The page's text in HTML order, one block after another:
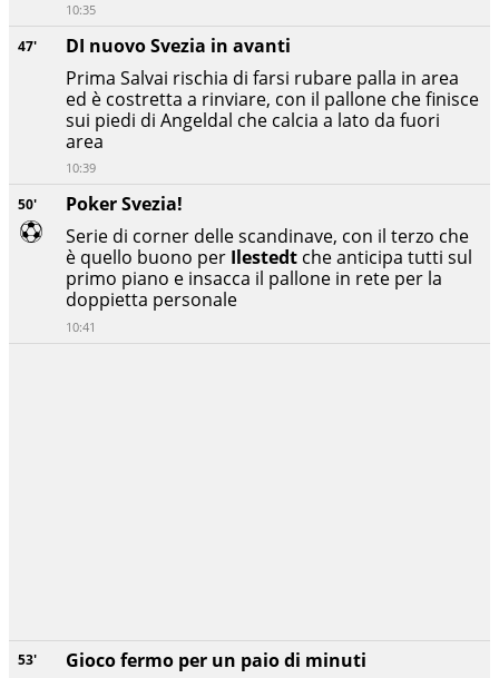
53'
Gioco fermo per un paio di minuti
50'
Poker Svezia!
Serie di corner delle scandinave, con il terzo che
è quello buono per Ilestedt che anticipa tutti sul
primo piano e insacca il pallone in rete per la
doppietta personale
10:41
47'
DI nuovo Svezia in avanti
Prima Salvai rischia di farsi rubare palla in area
ed è costretta a rinviare, con il pallone che finisce
sui piedi di Angeldal che calcia a lato da fuori
area
10:39
10:35